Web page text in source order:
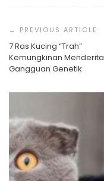
Navigation
7 Ras Kucing “Trah”
Kemungkinan Menderita
Gangguan Genetik